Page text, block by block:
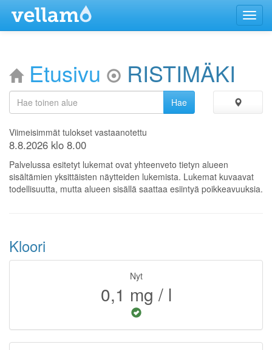
Menu
Etusivu RISTIMÄKI
Viimeisimmät tulokset vastaanotettu
8.8.2026 klo 8.00
Palvelussa esitetyt lukemat ovat yhteenveto tietyn alueen
sisältämien yksittäisten näytteiden lukemista. Lukemat kuvaavat
todellisuutta, mutta alueen sisällä saattaa esiintyä poikkeavuuksia.
Kloori
Nyt
0,1 mg / l